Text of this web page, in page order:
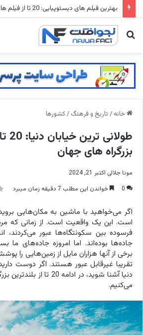
جستجو
خانه / تاریخ و فرهنگ /کشورها
بزرگراه های جهان
مونا جلالی اکتبر 21, 2024
0
خواندن این مطلب 7 دقیقه زمان میبرد
اگر می‌خواهید با ماشین به مکان‌هایی
است. این یک واقعیت است. از زمانی که
فرسوده بین سکونتگاه‌ها عبور می‌کردند،
جاده‌ها بوده‌اند. اما امروزه جاده‌های ما
برخی از آنها هزاران مایل از زمین‌هایی را
تقریبا غیرقابل عبور هستند. اگر دوست
دنیا آشنا شوید، در ادامه
می‌کنیم.